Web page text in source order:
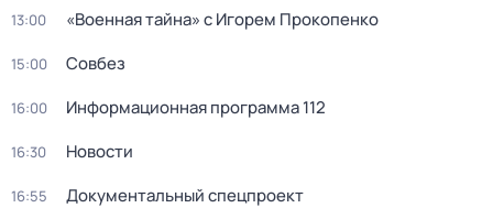
13:00 «Военная тайна» с Игорем Прокопенко
15:00 Совбез
16:00 Информационная программа 112
16:30 Новости
16:55 Докyментальный спецпроeкт